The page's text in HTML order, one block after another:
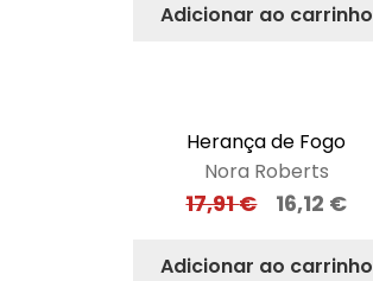
Adicionar ao carrinho
Herança de Fogo
Nora Roberts
17,91€ 16,12 €
Adicionar ao carrinho